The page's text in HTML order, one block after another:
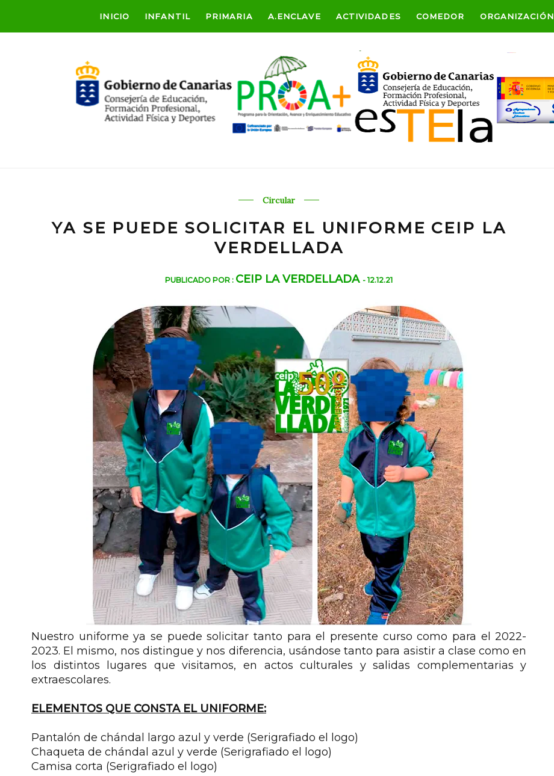
INICIO INFANTIL PRIMARIA A.ENCLAVE ACTIVIDADES COMEDOR ORGANIZACIÓN
Circular
YA SE PUEDE SOLICITAR EL UNIFORME CEIP LA
VERDELLADA
PUBLICADO POR : CEIP LA VERDELLADA - 12.12.21
Nuestro uniforme ya se puede solicitar tanto para el presente curso como para el 2022-
2023. El mismo, nos distingue y nos diferencia, usándose tanto para asistir a clase como en
los distintos lugares que visitamos, en actos culturales y salidas complementarias y
extraescolares.
ELEMENTOS QUE CONSTA EL UNIFORME:
Pantalón de chándal largo azul y verde (Serigrafiado el logo)
Chaqueta de chándal azul y verde (Serigrafiado el logo)
Camisa corta (Serigrafiado el logo)